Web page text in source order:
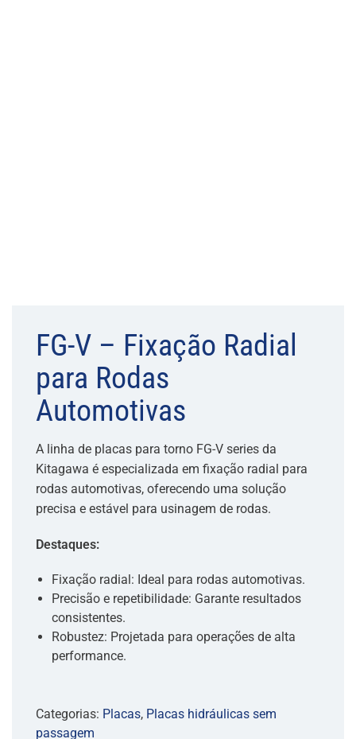
FG-V – Fixação Radial
para Rodas
Automotivas
A linha de placas para torno FG-V series da
Kitagawa é especializada em fixação radial para
rodas automotivas, oferecendo uma solução
precisa e estável para usinagem de rodas.
Destaques:
Fixação radial: Ideal para rodas automotivas.
Precisão e repetibilidade: Garante resultados
consistentes.
Robustez: Projetada para operações de alta
performance.
Categorias: Placas, Placas hidráulicas sem
passagem